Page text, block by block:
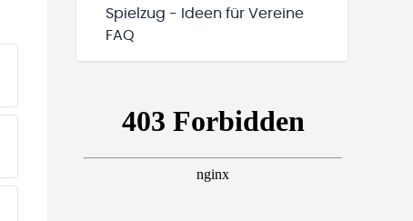
Spielzug - Ideen für Vereine
FAQ